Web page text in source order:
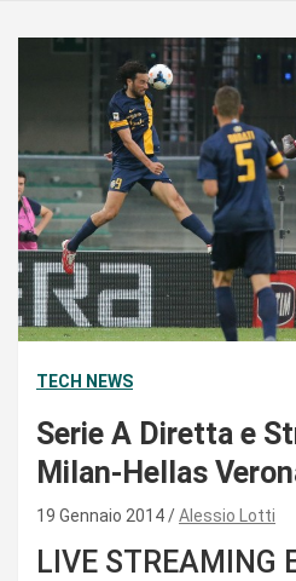
TECH NEWS
Serie A Diretta e
Milan-Hellas
19 Gennaio 2014 Alessio Lotti
LIVE STREAMING